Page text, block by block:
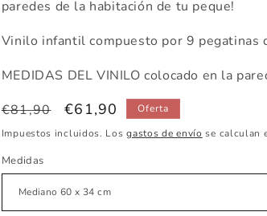
paredes de la habitación de tu peque!
Vinilo infantil compuesto por 9 pegatinas
MEDIDAS DEL VINILO colocado en la
Precio
habitual
€81,90
Precio
de
€61,90
Oferta
Impuestos incluidos. Losgastos de envío se calculan
Medidas